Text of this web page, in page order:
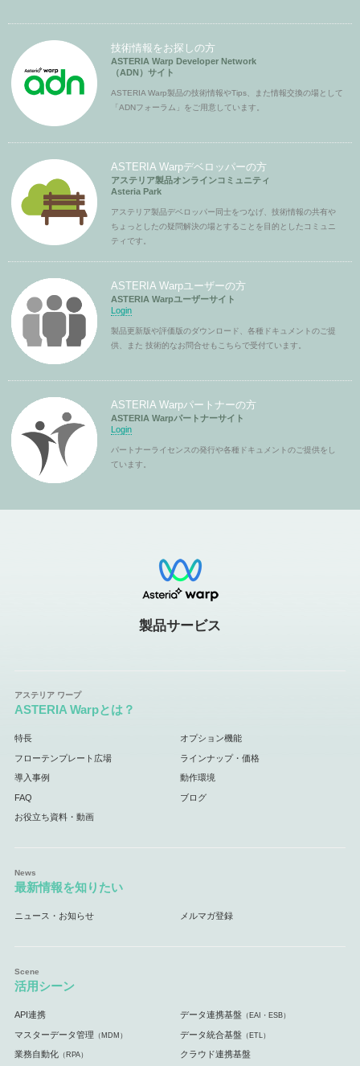
技術情報をお探しの方
ASTERIA Warp Developer Network
（ADN）サイト
ASTERIA Warp製品の技術情報やTips、また情報交換の場として
「ADNフォーラム」をご用意しています。
ASTERIA Warpデベロッパーの方
アステリア製品オンラインコミュニティ
Asteria Park
アステリア製品デベロッパー同士をつなげ、技術情報の共有や
ちょっとしたの疑問解決の場とすることを目的としたコミュニ
ティです。
ASTERIA Warpユーザーの方
ASTERIA Warpユーザーサイト
Login
製品更新版や評価版のダウンロード、各種ドキュメントのご提
供、また 技術的なお問合せもこちらで受付ています。
ASTERIA Warpパートナーの方
ASTERIA Warpパートナーサイト
Login
パートナーライセンスの発行や各種ドキュメントのご提供をし
ています。
製品サービス
ASTERIA Warpとは？
特長 オプション機能
フローテンプレート広場 ラインナップ・価格
導入事例 動作環境
FAQ ブログ
お役立ち資料・動画
最新情報を知りたい
ニュース・お知らせ メルマガ登録
活用シーン
API連携 データ連携基盤 （EAI・ESB）
マスターデータ管理 （MDM） データ統合基盤 （ETL）
業務自動化（RPA） クラウド連携基盤